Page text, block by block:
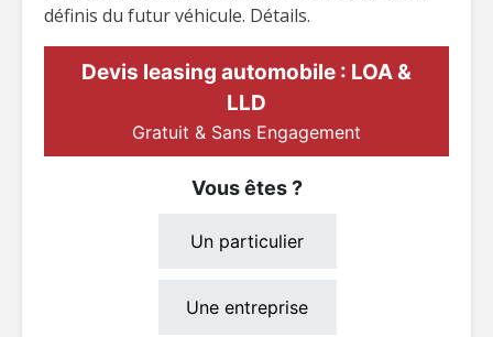
définis du futur véhicule. Détails.